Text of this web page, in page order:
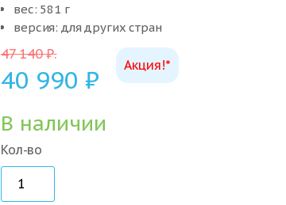
вес: 581 г
версия: для других стран
Акция!*
47 140₽.
40 990 ₽
В наличии
Кол-во